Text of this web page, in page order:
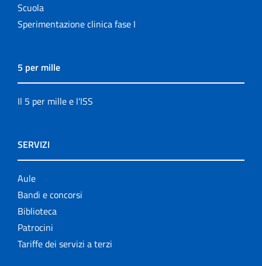
Scuola
Sperimentazione clinica fase I
5 per mille
Il 5 per mille e l'ISS
SERVIZI
Aule
Bandi e concorsi
Biblioteca
Patrocini
Tariffe dei servizi a terzi